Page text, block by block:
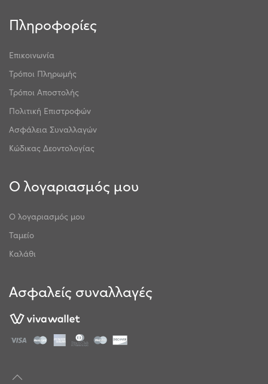
Πληροφορίες
Επικοινωνία
Τρόποι Πληρωμής
Τρόποι Αποστολής
Πολιτική Επιστροφών
Ασφάλεια Συναλλαγών
Κώδικας Δεοντολογίας
Ο λογαριασμός μου
Ο λογαριασμός μου
Ταμείο
Καλάθι
Ασφαλείς συναλλαγές